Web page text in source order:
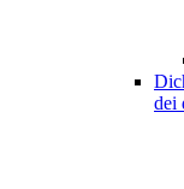
dei